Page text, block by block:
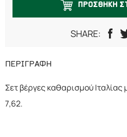
ΠΡΟΣΘΗΚΗ
SHARE:
ΠΕΡΙΓΡΑΦΗ
Σετ βέργες καθαρισμού Ιταλίας
7,62.